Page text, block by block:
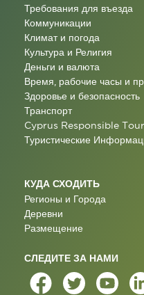
Требования для въезда
Коммуникации
Климат и погода
Культура и Религия
Деньги и валюта
Время, рабочие часы и
Здоровье и безопасность
Транспорт
Cyprus Responsible
Туристические
КУДА СХОДИТЬ
Регионы и Города
Деревни
Размещение
СЛЕДИТЕ ЗА НАМИ